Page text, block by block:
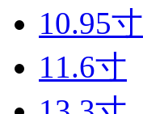
10.95寸
11.6寸